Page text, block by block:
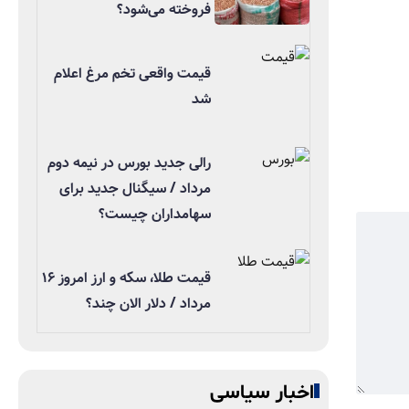
فروخته می‌شود؟
قیمت واقعی تخم مرغ اعلام
شد
رالی جدید بورس در نیمه دوم
مرداد / سیگنال جدید برای
سهامداران چیست؟
قیمت طلا، سکه و ارز امروز ۱۶
مرداد / دلار الان چند؟
اخبار سیاسی